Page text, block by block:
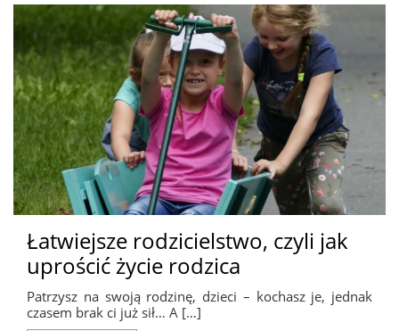
Łatwiejsze rodzicielstwo, czyli jak
uprościć życie rodzica
Patrzysz na swoją rodzinę, dzieci – kochasz je, jednak
czasem brak ci już sił… A […]